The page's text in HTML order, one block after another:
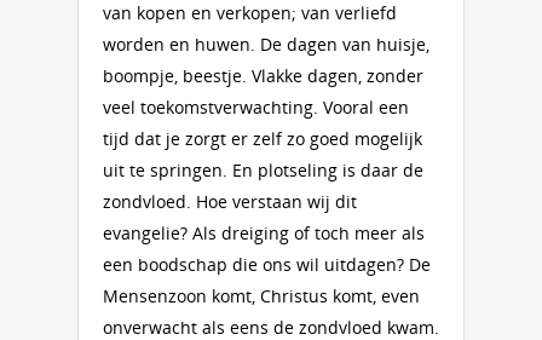
van kopen en verkopen; van verliefd
worden en huwen. De dagen van huisje,
boompje, beestje. Vlakke dagen, zonder
veel toekomstverwachting. Vooral een
tijd dat je zorgt er zelf zo goed mogelijk
uit te springen. En plotseling is daar de
zondvloed. Hoe verstaan wij dit
evangelie? Als dreiging of toch meer als
een boodschap die ons wil uitdagen? De
Mensenzoon komt, Christus komt, even
onverwacht als eens de zondvloed kwam.